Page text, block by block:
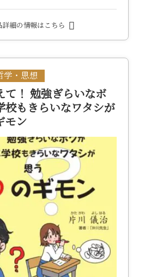
詳細の情報はこちら
学・思想
て！ 勉強ぎらいなボ
校もきらいなワタシが
モン